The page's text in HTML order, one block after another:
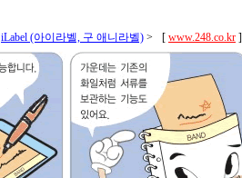
iLabel (아이라벨, 구 애니라벨) > [ www.248.co.kr ]